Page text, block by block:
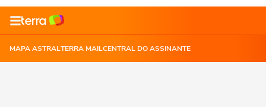
MAPA ASTRALTERRA MAILCENTRAL DO ASSINANTE